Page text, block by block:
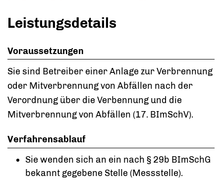
Leistungsdetails
Voraussetzungen
Sie sind Betreiber einer Anlage zur Verbrennung
oder Mitverbrennung von Abfällen nach der
Verordnung über die Verbennung und die
Mitverbrennung von Abfällen (17. BImSchV).
Verfahrensablauf
Sie wenden sich an ein nach § 29b BImSchG
bekannt gegebene Stelle (Messstelle).